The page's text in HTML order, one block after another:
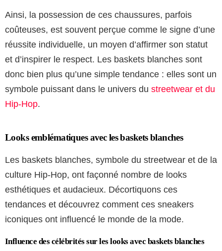
Ainsi, la possession de ces chaussures, parfois
coûteuses, est souvent perçue comme le signe d’une
réussite individuelle, un moyen d’affirmer son statut
et d’inspirer le respect. Les baskets blanches sont
donc bien plus qu’une simple tendance : elles sont un
symbole puissant dans le univers du streetwear et du
Hip-Hop.
Looks emblématiques avec les baskets blanches
Les baskets blanches, symbole du streetwear et de la
culture Hip-Hop, ont façonné nombre de looks
esthétiques et audacieux. Décortiquons ces
tendances et découvrez comment ces sneakers
iconiques ont influencé le monde de la mode.
Influence des célébrités sur les looks avec baskets blanches